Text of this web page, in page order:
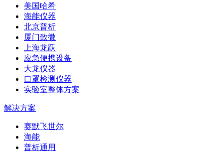
美国哈希
海能仪器
北京普析
厦门致微
上海龙跃
应急便携设备
大龙仪器
口罩检测仪器
实验室整体方案
解决方案
赛默飞世尔
海能
普析通用